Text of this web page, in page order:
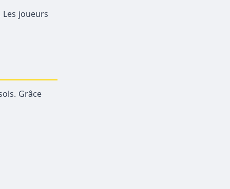
joueurs
Grâce